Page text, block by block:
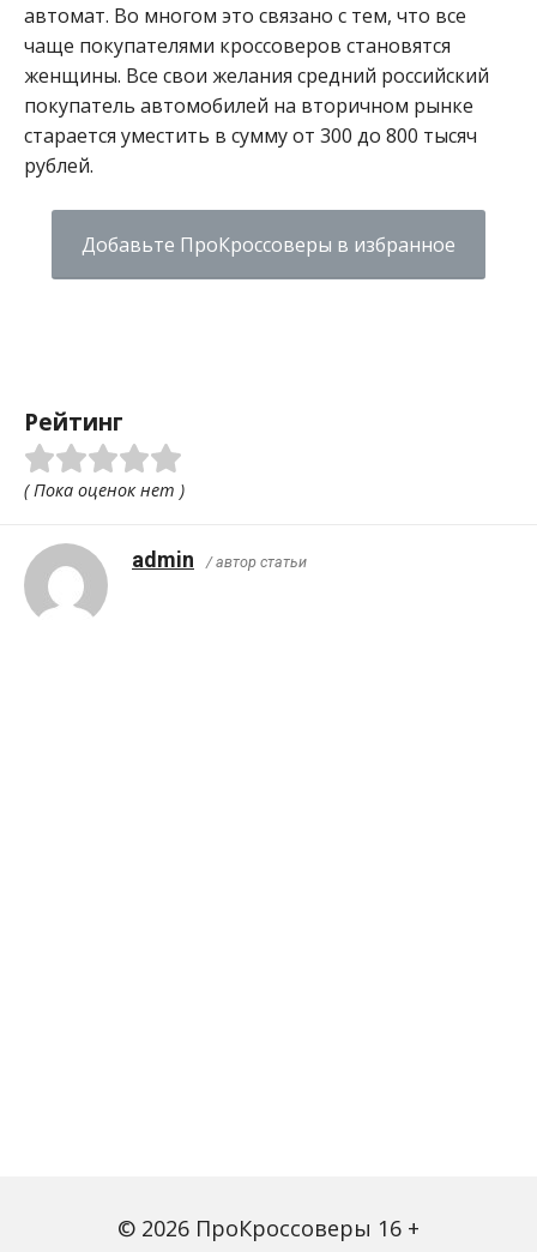
автомат. Во многом это связано с тем, что все
чаще покупателями кроссоверов становятся
женщины. Все свои желания средний российский
покупатель автомобилей на вторичном рынке
старается уместить в сумму от 300 до 800 тысяч
рублей.
Добавьте ПроКроссоверы в избранное
Рейтинг
( Пока оценок нет )
admin / автор статьи
© 2026 ПроКроссоверы 16 +